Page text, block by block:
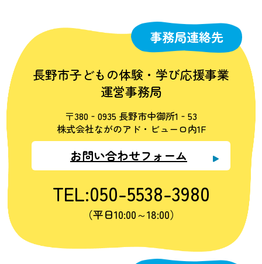
事務局連絡先
長野市子どもの体験・学び応援事業
運営事務局
〒380‐0935 長野市中御所1‐53
株式会社ながのアド・ビューロ内1F
お問い合わせフォーム
TEL:050-5538-3980
（平日10:00～18:00）